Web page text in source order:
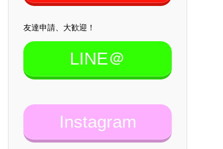
友達申請、大歓迎！
LINE＠
Instagram